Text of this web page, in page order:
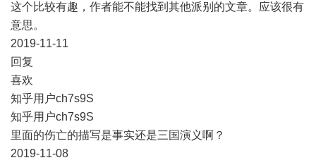
这个比较有趣，作者能不能找到其他派别的文章。应该很有
意思。
2019-11-11
​回复
​喜欢
知乎用户ch7s9S
知乎用户ch7s9S
里面的伤亡的描写是事实还是三国演义啊？
2019-11-08